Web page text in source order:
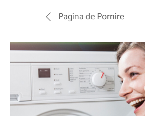
Pagina de Pornire